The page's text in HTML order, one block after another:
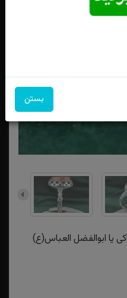
یا ابوالفضل العباس(ع)
بستن